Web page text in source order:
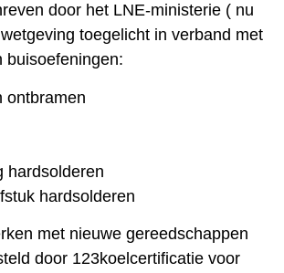
door het LNE-ministerie ( nu
toegelicht in verband met
buisoefeningen:
ontbramen
hardsolderen
hardsolderen
met nieuwe gereedschappen
door 123koelcertificatie voor